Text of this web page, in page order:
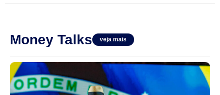
Money Talks veja mais